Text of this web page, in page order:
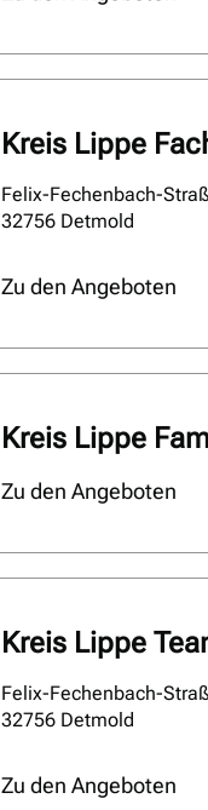
Kreis Lippe
Felix-Fechenbach-
32756 Detmold
Zu den Angeboten
Kreis Lippe
Zu den Angeboten
Kreis Lippe
Felix-Fechenbach-
32756 Detmold
Zu den Angeboten